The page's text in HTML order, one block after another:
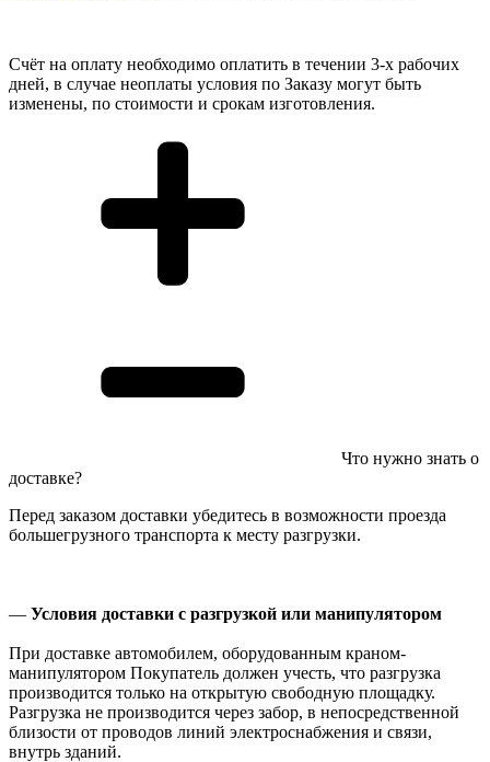
Счёт на оплату необходимо оплатить в течении 3-х рабочих
дней, в случае неоплаты условия по Заказу могут быть
изменены, по стоимости и срокам изготовления.
Что нужно знать о
доставке?
Перед заказом доставки убедитесь в возможности проезда
большегрузного транспорта к месту разгрузки.
— Условия доставки с разгрузкой или манипулятором
При доставке автомобилем, оборудованным краном-
манипулятором Покупатель должен учесть, что разгрузка
производится только на открытую свободную площадку.
Разгрузка не производится через забор, в непосредственной
близости от проводов линий электроснабжения и связи,
внутрь зданий.